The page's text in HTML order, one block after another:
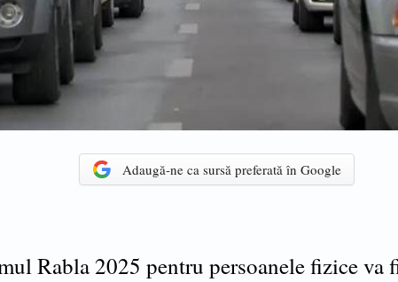
Adaugă-ne ca sursă preferată în Google
Rabla 2025 pentru persoanele fizice va